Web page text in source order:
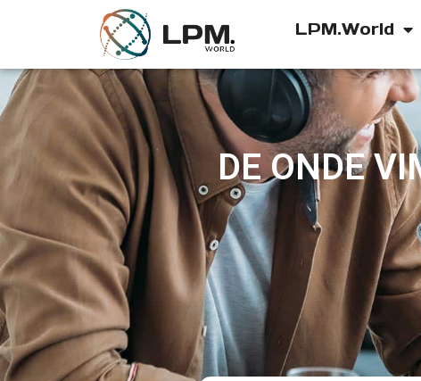
LPM.World
DE ONDE